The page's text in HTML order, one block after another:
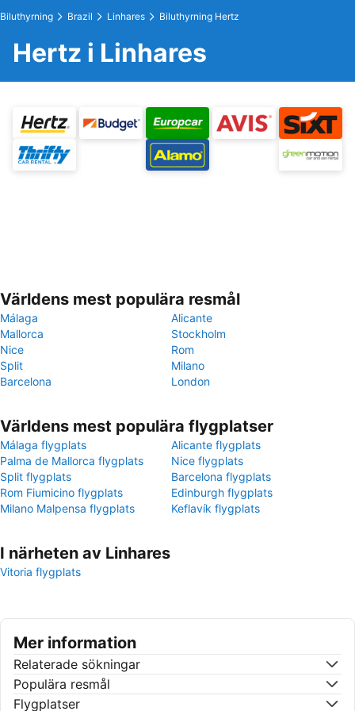
Biluthyrning Brazil Linhares Biluthyrning Hertz
Hertz i Linhares
Världens mest populära resmål
Málaga
Alicante
Mallorca
Stockholm
Nice
Rom
Split
Milano
Barcelona
London
Världens mest populära flygplatser
Málaga flygplats
Alicante flygplats
Palma de Mallorca flygplats
Nice flygplats
Split flygplats
Barcelona flygplats
Rom Fiumicino flygplats
Edinburgh flygplats
Milano Malpensa flygplats
Keflavík flygplats
I närheten av Linhares
Vitoria flygplats
Mer information
Relaterade sökningar
Populära resmål
Flygplatser